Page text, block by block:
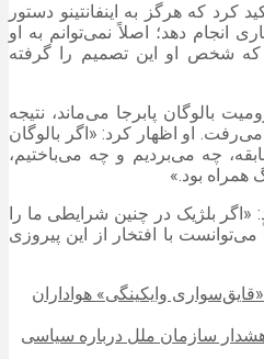
کرد که هرگز به اینفانتینو دستور
انجام دهد؛ اصلاً نمی‌توانم به او
که شخص او این تصمیم را گرفته
بالوگان پابرجا می‌ماند، نتیجه
او اظهار کرد: «اگر بالوگان
چه می‌بردیم و چه می‌باختیم،
بود.»
بلژیک در چنین شرایطی ما را
با افتخار از این پیروزی
وایکینگی» هواداران
سازمان ملل درباره سیاسی